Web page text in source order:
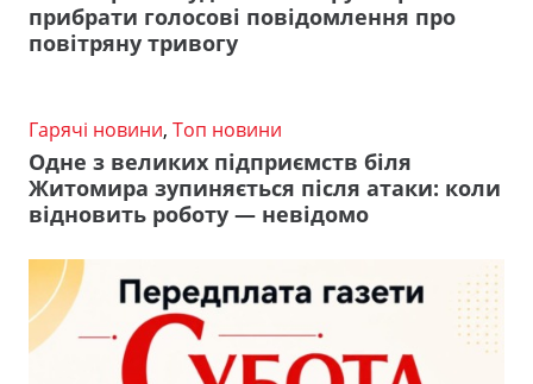
прибрати голосові повідомлення про
повітряну тривогу
Гарячі новини, Топ новини
Одне з великих підприємств біля
Житомира зупиняється після атаки: коли
відновить роботу — невідомо